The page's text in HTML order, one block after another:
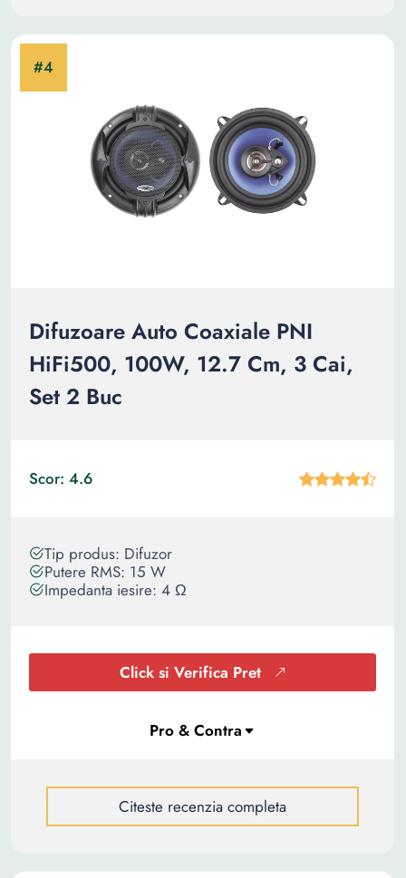
Difuzoare Auto Coaxiale PNI
HiFi500, 100W, 12.7 Cm, 3 Cai,
Set 2 Buc
Scor: 4.6
Tip produs: Difuzor
Putere RMS: 15 W
Impedanta iesire: 4 Ω
Click si Verifica Pret
Citeste recenzia completa